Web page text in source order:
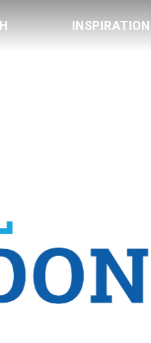
INSPIRATION